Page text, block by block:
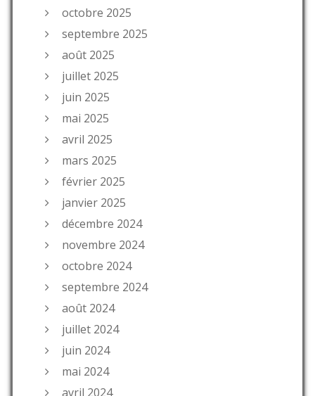
octobre 2025
septembre 2025
août 2025
juillet 2025
juin 2025
mai 2025
avril 2025
mars 2025
février 2025
janvier 2025
décembre 2024
novembre 2024
octobre 2024
septembre 2024
août 2024
juillet 2024
juin 2024
mai 2024
avril 2024